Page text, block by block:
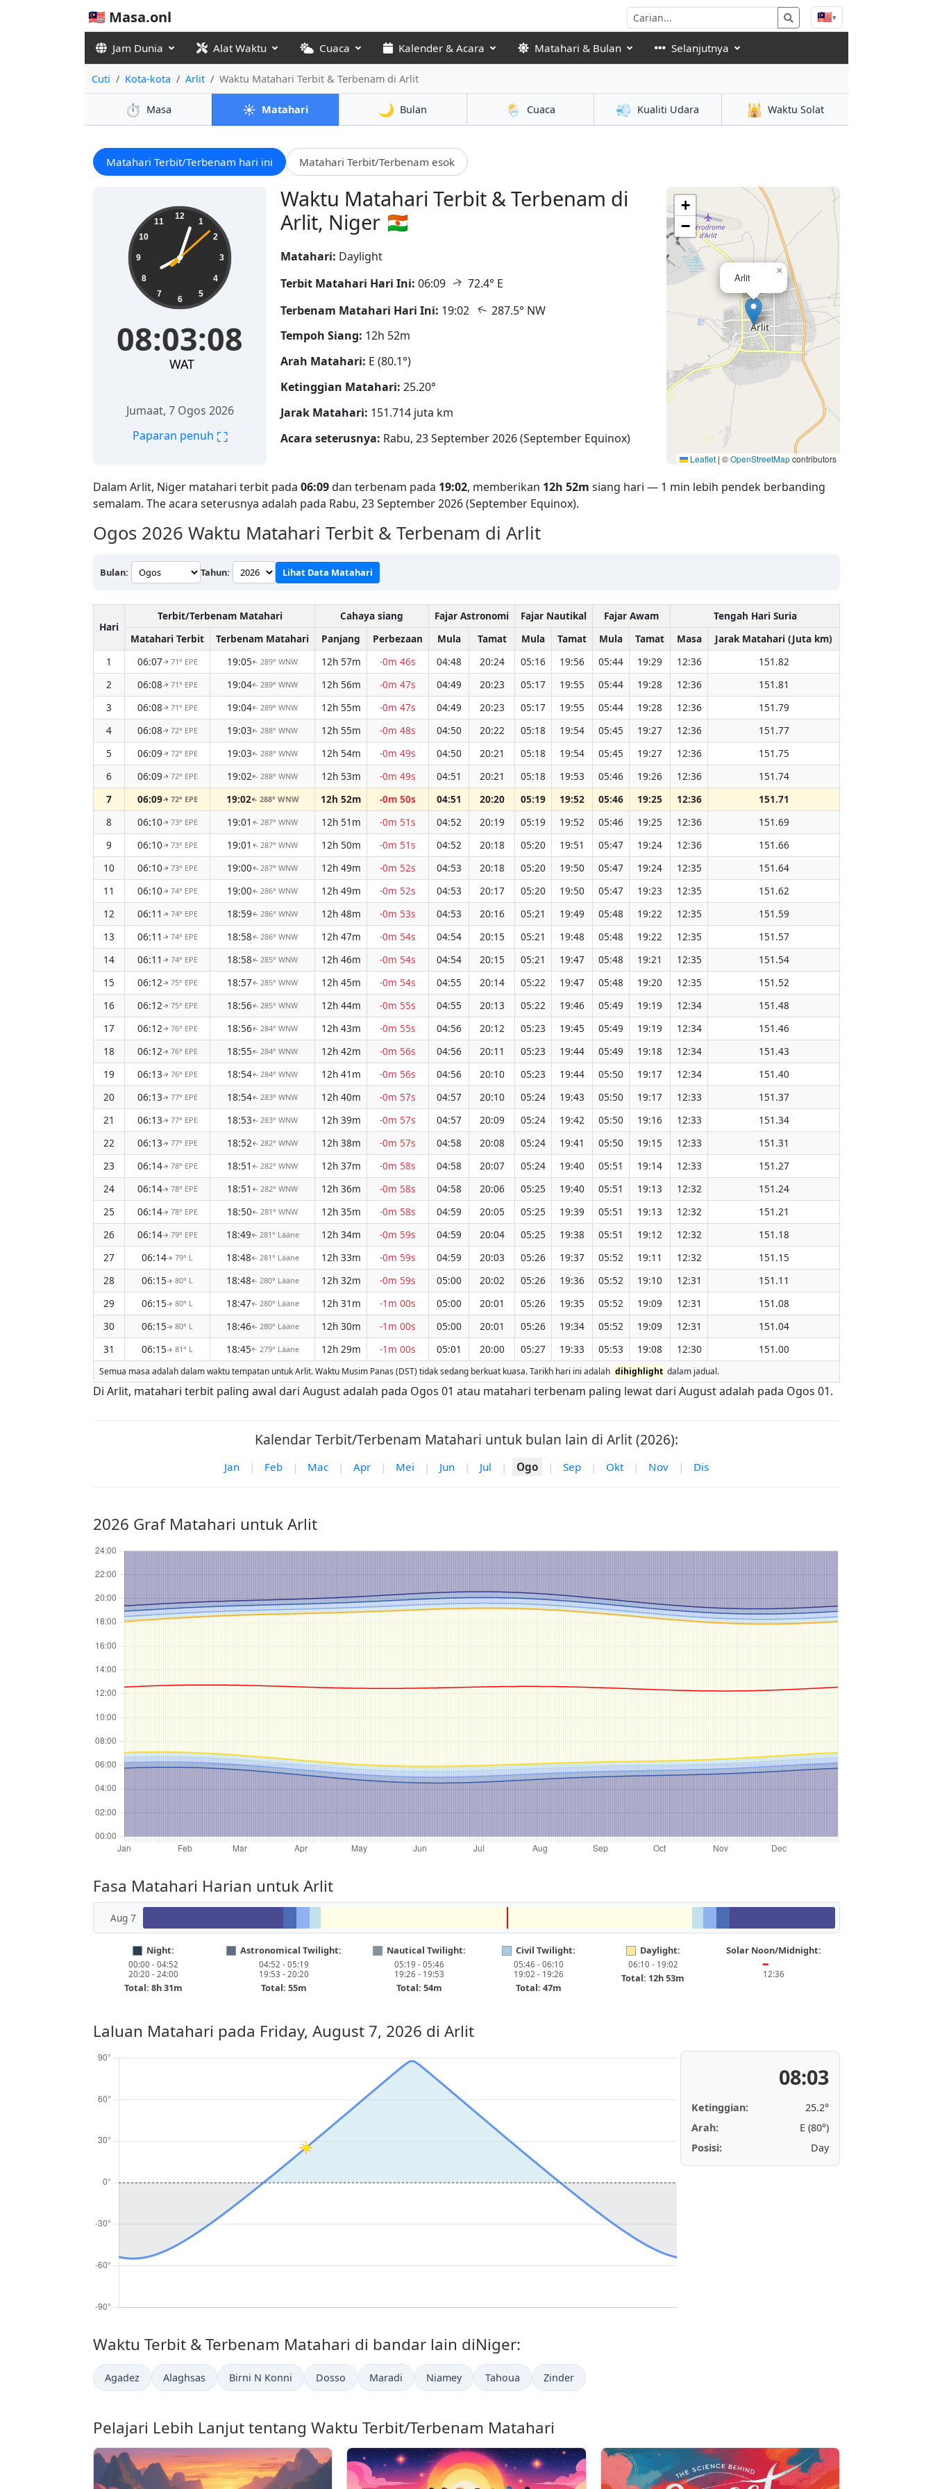
🇲🇾 Masa.onl 🇲🇾▾
Jam Dunia Alat Waktu Cuaca Kalender & Acara Matahari & Bulan Selanjutnya
Cuti Kota-kota Arlit Waktu Matahari Terbit & Terbenam di Arlit
⏱️ Masa ☀️ Matahari 🌙 Bulan 🌦️ Cuaca 💨 Kualiti Udara 🕌 Waktu Solat
Matahari Terbit/Terbenam hari ini Matahari Terbit/Terbenam esok
Waktu Matahari Terbit & Terbenam di
Arlit, Niger 🇳🇪
08:03:09 12
1
2
3
4
5
6
7
8
9
10
11
08:03:09
WAT
Jumaat, 7 Ogos 2026
Paparan penuh ⛶
Matahari: Daylight
Terbit Matahari Hari Ini: 06:09 ↑ 72.4° E
Terbenam Matahari Hari Ini: 19:02 ↑ 287.5° NW
Tempoh Siang: 12h 52m
Arah Matahari: E (80.1°)
Ketinggian Matahari: 25.20°
Jarak Matahari: 151.714 juta km
Acara seterusnya: Rabu, 23 September 2026 (September Equinox)
Arlit
×
+
−
Leaflet | ©OpenStreetMapcontributors
Dalam Arlit, Niger matahari terbit pada 06:09dan terbenam pada 19:02, memberikan 12h 52m siang hari — 1 min lebih pendek berbanding
semalam. The acara seterusnya adalah pada Rabu, 23 September 2026 (September Equinox).
Ogos 2026 Waktu Matahari Terbit & Terbenam di Arlit
Bulan: Tahun: Lihat Data Matahari
Hari
Terbit/Terbenam Matahari Cahaya siang Fajar Astronomi Fajar Nautikal Fajar Awam
Tengah Hari Suria
Matahari Terbit
Terbenam Matahari Panjang Perbezaan Mula Tamat Mula Tamat Mula Tamat Masa
Jarak Matahari (Juta km)
1
06:07↑ 71° EPE 19:05↑ 289° WNW 12h 57m -0m 46s 04:48 20:24 05:16 19:56 05:44 19:29 12:36
151.82
2
06:08↑ 71° EPE 19:04↑ 289° WNW 12h 56m -0m 47s 04:49 20:23 05:17 19:55 05:44 19:28 12:36
151.81
3
06:08↑ 71° EPE 19:04↑ 289° WNW 12h 55m -0m 47s 04:49 20:23 05:17 19:55 05:44 19:28 12:36
151.79
4
06:08↑ 72° EPE 19:03↑ 288° WNW 12h 55m -0m 48s 04:50 20:22 05:18 19:54 05:45 19:27 12:36
151.77
5
06:09↑ 72° EPE 19:03↑ 288° WNW 12h 54m -0m 49s 04:50 20:21 05:18 19:54 05:45 19:27 12:36
151.75
6
06:09↑ 72° EPE 19:02↑ 288° WNW 12h 53m -0m 49s 04:51 20:21 05:18 19:53 05:46 19:26 12:36
151.74
7
06:09↑ 72° EPE 19:02↑ 288° WNW 12h 52m -0m 50s 04:51 20:20 05:19 19:52 05:46 19:25 12:36
151.71
8
06:10↑ 73° EPE 19:01 ↑ 287° WNW 12h 51m -0m 51s 04:52 20:19 05:19 19:52 05:46 19:25 12:36
151.69
9
06:10↑ 73° EPE 19:01 ↑ 287° WNW 12h 50m -0m 51s 04:52 20:18 05:20 19:51 05:47 19:24 12:36
151.66
10
06:10↑ 73° EPE 19:00↑ 287° WNW 12h 49m -0m 52s 04:53 20:18 05:20 19:50 05:47 19:24 12:35
151.64
11
06:10↑ 74° EPE 19:00↑ 286° WNW 12h 49m -0m 52s 04:53 20:17 05:20 19:50 05:47 19:23 12:35
151.62
12
06:11 ↑ 74° EPE 18:59↑ 286° WNW 12h 48m -0m 53s 04:53 20:16 05:21 19:49 05:48 19:22 12:35
151.59
13
06:11 ↑ 74° EPE 18:58↑ 286° WNW 12h 47m -0m 54s 04:54 20:15 05:21 19:48 05:48 19:22 12:35
151.57
14
06:11 ↑ 74° EPE 18:58↑ 285° WNW 12h 46m -0m 54s 04:54 20:15 05:21 19:47 05:48 19:21 12:35
151.54
15
06:12↑ 75° EPE 18:57↑ 285° WNW 12h 45m -0m 54s 04:55 20:14 05:22 19:47 05:48 19:20 12:35
151.52
16
06:12↑ 75° EPE 18:56↑ 285° WNW 12h 44m -0m 55s 04:55 20:13 05:22 19:46 05:49 19:19 12:34
151.48
17
06:12↑ 76° EPE 18:56↑ 284° WNW 12h 43m -0m 55s 04:56 20:12 05:23 19:45 05:49 19:19 12:34
151.46
18
06:12↑ 76° EPE 18:55↑ 284° WNW 12h 42m -0m 56s 04:56 20:11 05:23 19:44 05:49 19:18 12:34
151.43
19
06:13↑ 76° EPE 18:54↑ 284° WNW 12h 41m -0m 56s 04:56 20:10 05:23 19:44 05:50 19:17 12:34
151.40
20
06:13↑ 77° EPE 18:54↑ 283° WNW 12h 40m -0m 57s 04:57 20:10 05:24 19:43 05:50 19:17 12:33
151.37
21
06:13↑ 77° EPE 18:53↑ 283° WNW 12h 39m -0m 57s 04:57 20:09 05:24 19:42 05:50 19:16 12:33
151.34
22
06:13↑ 77° EPE 18:52↑ 282° WNW 12h 38m -0m 57s 04:58 20:08 05:24 19:41 05:50 19:15 12:33
151.31
23
06:14↑ 78° EPE 18:51 ↑ 282° WNW 12h 37m -0m 58s 04:58 20:07 05:24 19:40 05:51 19:14 12:33
151.27
24
06:14↑ 78° EPE 18:51 ↑ 282° WNW 12h 36m -0m 58s 04:58 20:06 05:25 19:40 05:51 19:13 12:32
151.24
25
06:14↑ 78° EPE 18:50↑ 281° WNW 12h 35m -0m 58s 04:59 20:05 05:25 19:39 05:51 19:13 12:32
151.21
26
06:14↑ 79° EPE 18:49↑ 281° Lääne 12h 34m -0m 59s 04:59 20:04 05:25 19:38 05:51 19:12 12:32
151.18
27
06:14↑ 79° L 18:48↑ 281° Lääne 12h 33m -0m 59s 04:59 20:03 05:26 19:37 05:52 19:11 12:32
151.15
28
06:15↑ 80° L 18:48↑ 280° Lääne 12h 32m -0m 59s 05:00 20:02 05:26 19:36 05:52 19:10 12:31
151.11
29
06:15↑ 80° L 18:47↑ 280° Lääne 12h 31m -1m 00s 05:00 20:01 05:26 19:35 05:52 19:09 12:31
151.08
30
06:15↑ 80° L 18:46↑ 280° Lääne 12h 30m -1m 00s 05:00 20:01 05:26 19:34 05:52 19:09 12:31
151.04
31
06:15↑ 81° L 18:45↑ 279° Lääne 12h 29m -1m 00s 05:01 20:00 05:27 19:33 05:53 19:08 12:30 151.00
Semua masa adalah dalam waktu tempatan untuk Arlit. Waktu Musim Panas (DST) tidak sedang berkuat kuasa. Tarikh hari ini adalah dihighlight dalam jadual.
Di Arlit, matahari terbit paling awal dari August adalah pada Ogos 01 atau matahari terbenam paling lewat dari August adalah pada Ogos 01.
Kalendar Terbit/Terbenam Matahari untuk bulan lain di Arlit (2026):
Jan | Feb | Mac | Apr | Mei | Jun | Jul | Ogo | Sep | Okt | Nov | Dis
2026 Graf Matahari untuk Arlit
Fasa Matahari Harian untuk Arlit
Aug 7
Night:
00:00 - 04:52
20:20 - 24:00
Total: 8h 31m
Astronomical Twilight:
04:52 - 05:19
19:53 - 20:20
Total: 55m
Nautical Twilight:
05:19 - 05:46
19:26 - 19:53
Total: 54m
Civil Twilight:
05:46 - 06:10
19:02 - 19:26
Total: 47m
Daylight:
06:10 - 19:02
Total: 12h 53m
Solar Noon/Midnight:
━
12:36
Laluan Matahari pada Friday, August 7, 2026 di Arlit
08:03
Ketinggian:
25.2°
Arah:
E (80°)
Posisi:
Day
Waktu Terbit & Terbenam Matahari di bandar lain diNiger:
Agadez Alaghsas Birni N Konni Dosso Maradi Niamey Tahoua Zinder
Pelajari Lebih Lanjut tentang Waktu Terbit/Terbenam Matahari